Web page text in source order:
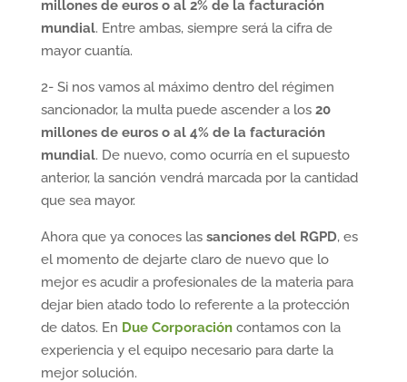
millones de euros o al 2% de la facturación
mundial. Entre ambas, siempre será la cifra de
mayor cuantía.
2- Si nos vamos al máximo dentro del régimen
sancionador, la multa puede ascender a los 20
millones de euros o al 4% de la facturación
mundial. De nuevo, como ocurría en el supuesto
anterior, la sanción vendrá marcada por la cantidad
que sea mayor.
Ahora que ya conoces las sanciones del RGPD, es
el momento de dejarte claro de nuevo que lo
mejor es acudir a profesionales de la materia para
dejar bien atado todo lo referente a la protección
de datos. En Due Corporacióncontamos con la
experiencia y el equipo necesario para darte la
mejor solución.